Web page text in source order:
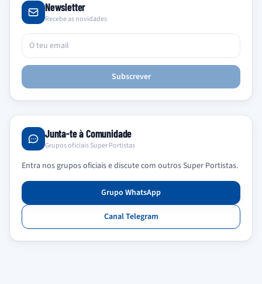
Newsletter
Recebe as novidades
Subscrever
Junta-te à Comunidade
Grupos oficiais Super Portistas
Entra nos grupos oficiais e discute com outros Super Portistas.
Grupo WhatsApp
Canal Telegram